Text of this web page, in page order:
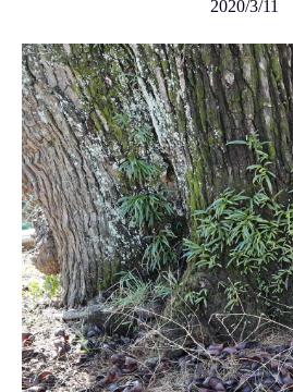
2020/3/11